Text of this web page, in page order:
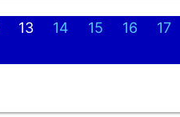
13 14 15 16 17